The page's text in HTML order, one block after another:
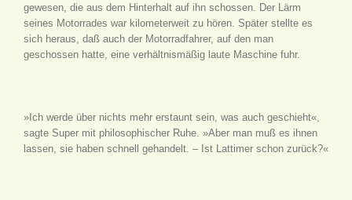
gewesen, die aus dem Hinterhalt auf ihn schossen. Der Lärm
seines Motorrades war kilometerweit zu hören. Später stellte es
sich heraus, daß auch der Motorradfahrer, auf den man
geschossen hatte, eine verhältnismäßig laute Maschine fuhr.
»Ich werde über nichts mehr erstaunt sein, was auch geschieht«,
sagte Super mit philosophischer Ruhe. »Aber man muß es ihnen
lassen, sie haben schnell gehandelt. – Ist Lattimer schon zurück?«